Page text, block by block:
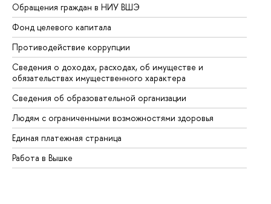
Обращения граждан в НИУ ВШЭ
Фонд целевого капитала
Противодействие коррупции
Сведения о доходах, расходах, об имуществе и
обязательствах имущественного характера
Сведения об образовательной организации
Людям с ограниченными возможностями здоровья
Единая платежная страница
Работа в Вышке